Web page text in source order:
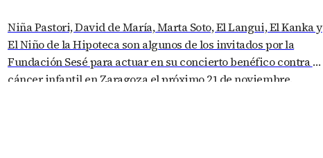
Niña Pastori, David de María, Marta Soto, El Langui, El Kanka y
El Niño de la Hipoteca son algunos de los invitados por la
Fundación Sesé para actuar en su concierto benéfico contra el
cáncer infantil en Zaragoza el próximo 21 de noviembre.